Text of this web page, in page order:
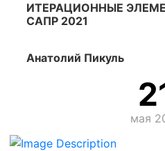
ИТЕРАЦИОННЫЕ
САПР 2021
Анатолий Пикуль
мая